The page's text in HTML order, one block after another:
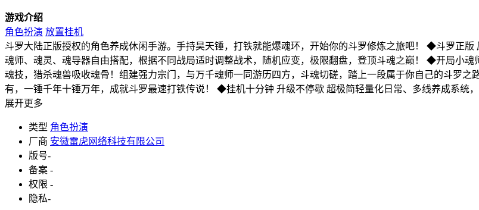
游戏介绍
角色扮演 放置挂机
斗罗大陆正版授权的角色养成休闲手游。手持昊天锤，打铁就能爆魂环，开始你的斗罗修炼之旅吧！ ◆斗罗正版
魂师、魂灵、魂导器自由搭配，根据不同战局适时调整战术，随机应变，极限翻盘，登顶斗魂之巅！ ◆开局小
魂技，猎杀魂兽吸收魂骨！组建强力宗门，与万千魂师一同游历四方，斗魂切磋，踏上一段属于你自己的斗罗
有，一锤千年十锤万年，成就斗罗最速打铁传说！ ◆挂机十分钟 升级不停歇 超极简轻量化日常、多线养成系统
展开更多
类型 角色扮演
厂商 安徽雷虎网络科技有限公司
版号-
备案 -
权限 -
隐私-